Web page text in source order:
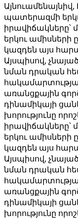
պատերազմի
երկու
կազդեն այս
Այսպիսով,
նման դրական
առանցքային
դինամիկայի
խորությունը
երկու
կազդեն այս
Այսպիսով,
նման դրական
առանցքային
դինամիկայի
խորությունը